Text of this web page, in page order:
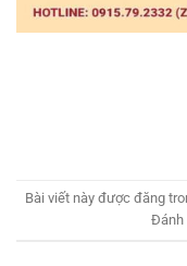
Bài viết này được đăng
Đánh